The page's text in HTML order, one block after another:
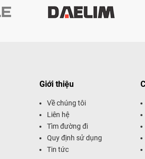
Giới thiệu
Về chúng tôi
Liên hệ
Tìm đường đi
Quy định sử dụng
Tin tức